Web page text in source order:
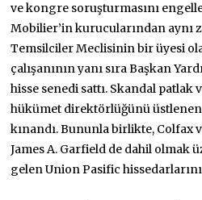
ve kongre soruşturmasını
Mobilier’in kurucularından aynı
Temsilciler Meclisinin bir üyesi
çalışanının yanı sıra Başkan
hisse senedi sattı. Skandal patlak
hükümet direktörlüğünü üstlenen
kınandı. Bununla birlikte, Colfax
James A. Garfield de dahil olmak
gelen Union Pasific